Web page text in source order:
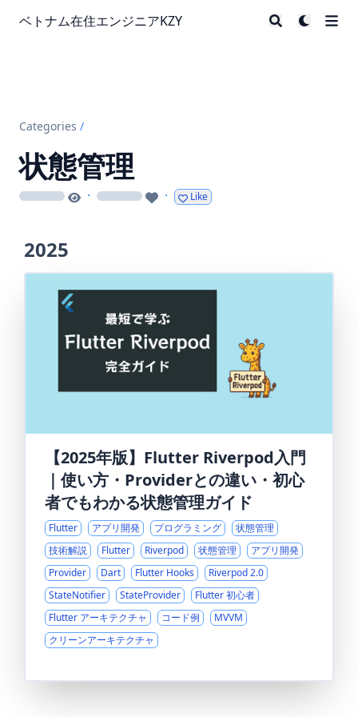
ベトナム在住エンジニアKZY
Categories /
状態管理
loading · loading · Like
2025
【2025年版】Flutter Riverpod入門
｜使い方・Providerとの違い・初心
者でもわかる状態管理ガイド
Flutter アプリ開発 プログラミング
状態管理
技術解説
Flutter Riverpod 状態管理
アプリ開発
Provider
Dart Flutter Hooks
Riverpod 2.0
StateNotifier
StateProvider
Flutter 初心者
Flutter アーキテクチャ
コード例
MVVM
クリーンアーキテクチャ